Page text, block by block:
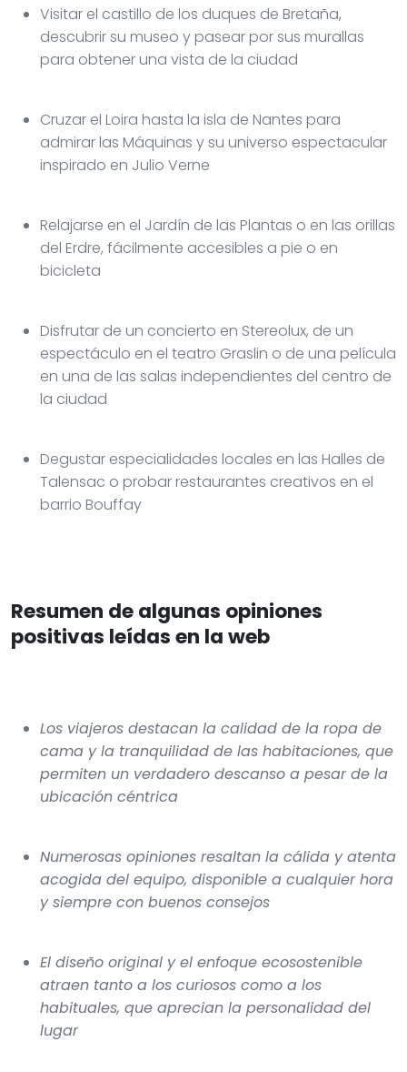
Visitar el castillo de los duques de Bretaña,
descubrir su museo y pasear por sus murallas
para obtener una vista de la ciudad
Cruzar el Loira hasta la isla de Nantes para
admirar las Máquinas y su universo espectacular
inspirado en Julio Verne
Relajarse en el Jardín de las Plantas o en las orillas
del Erdre, fácilmente accesibles a pie o en
bicicleta
Disfrutar de un concierto en Stereolux, de un
espectáculo en el teatro Graslin o de una película
en una de las salas independientes del centro de
la ciudad
Degustar especialidades locales en las Halles de
Talensac o probar restaurantes creativos en el
barrio Bouffay
Resumen de algunas opiniones
positivas leídas en la web
Los viajeros destacan la calidad de la ropa de
cama y la tranquilidad de las habitaciones, que
permiten un verdadero descanso a pesar de la
ubicación céntrica
Numerosas opiniones resaltan la cálida y atenta
acogida del equipo, disponible a cualquier hora
y siempre con buenos consejos
El diseño original y el enfoque ecosostenible
atraen tanto a los curiosos como a los
habituales, que aprecian la personalidad del
lugar